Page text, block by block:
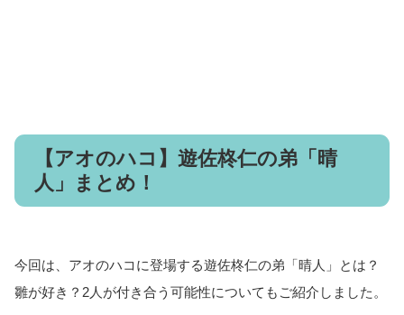
【アオのハコ】遊佐柊仁の弟「晴
人」まとめ！
今回は、アオのハコに登場する遊佐柊仁の弟「晴人」とは？
雛が好き？2人が付き合う可能性についてもご紹介しました。